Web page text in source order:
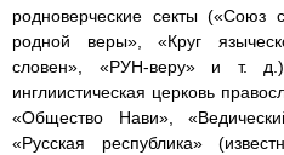
родноверческие секты («Союз
родной веры», «Круг
словен», «РУН-веру» и т. д.),
инглиистическая церковь
«Общество Нави»,
«Русская республика»